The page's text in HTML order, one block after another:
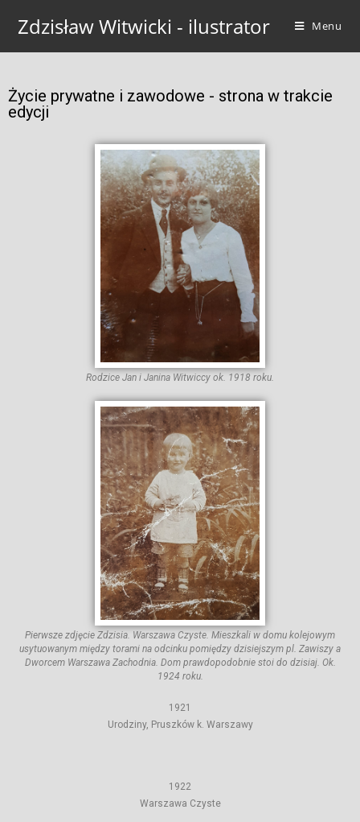
Zdzisław Witwicki - ilustrator Menu
Życie prywatne i zawodowe - strona w trakcie
edycji
Rodzice Jan i Janina Witwiccy ok. 1918 roku.
Pierwsze zdjęcie Zdzisia. Warszawa Czyste. Mieszkali w domu kolejowym
usytuowanym między torami na odcinku pomiędzy dzisiejszym pl. Zawiszy a
Dworcem Warszawa Zachodnia. Dom prawdopodobnie stoi do dzisiaj. Ok.
1924 roku.
1921
Urodziny, Pruszków k. Warszawy
1922
Warszawa Czyste